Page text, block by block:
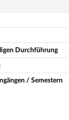
Durchführung
/ Semestern